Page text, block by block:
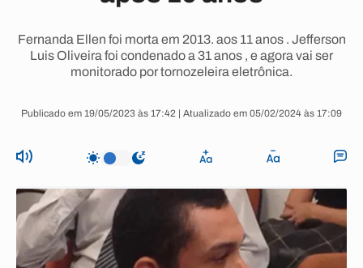
Fernanda Ellen foi morta em 2013. aos 11 anos . Jefferson
Luis Oliveira foi condenado a 31 anos , e agora vai ser
monitorado por tornozeleira eletrônica.
Publicado em 19/05/2023 às 17:42 | Atualizado em 05/02/2024 às 17:09